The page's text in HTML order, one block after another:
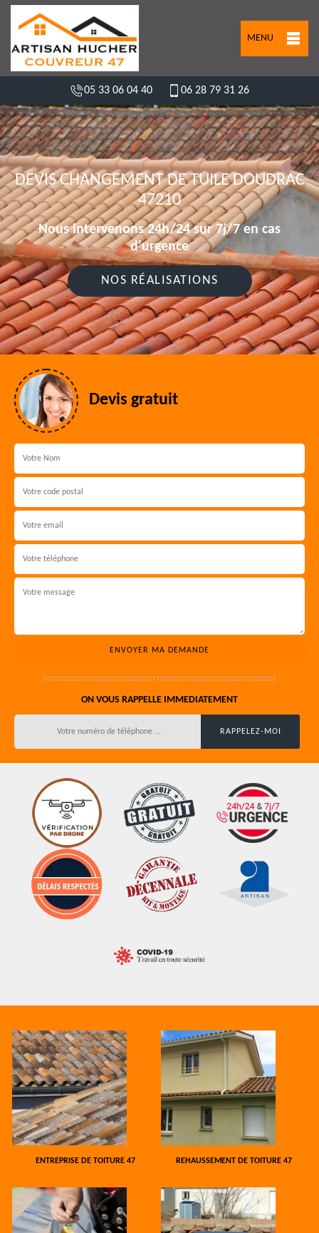
MENU
05 33 06 04 40 06 28 79 31 26
DEVIS CHANGEMENT DE TUILE DOUDRAC
47210
Nous intervenons 24h/24 sur 7j/7 en cas
d'urgence
NOS RÉALISATIONS
Devis gratuit
ON VOUS RAPPELLE IMMEDIATEMENT
ENTREPRISE DE TOITURE 47 REHAUSSEMENT DE TOITURE 47